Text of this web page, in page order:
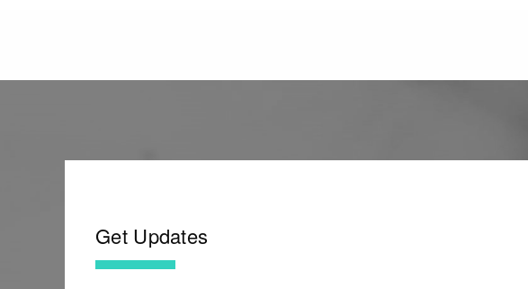
Get Updates